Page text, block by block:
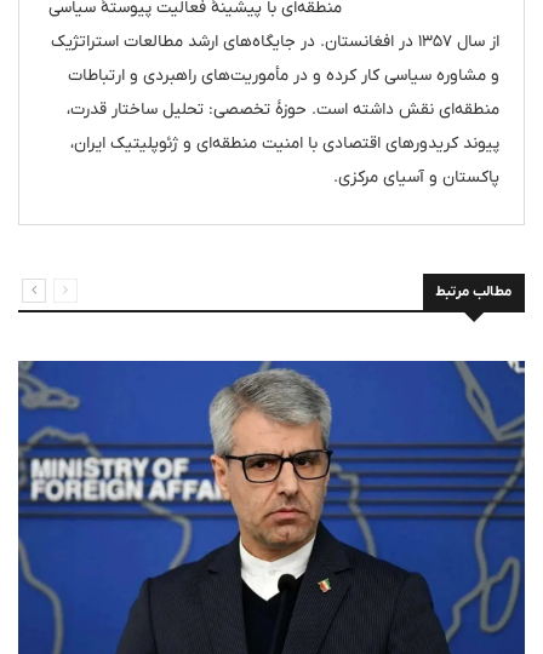
منطقه‌ای با پیشینهٔ فعالیت پیوستهٔ سیاسی
از سال ۱۳۵۷ در افغانستان. در جایگاه‌های ارشد مطالعات استراتژیک
و مشاوره سیاسی کار کرده و در مأموریت‌های راهبردی و ارتباطات
منطقه‌ای نقش داشته است. حوزهٔ تخصصی: تحلیل ساختار قدرت،
پیوند کریدورهای اقتصادی با امنیت منطقه‌ای و ژئوپلیتیک ایران،
پاکستان و آسیای مرکزی.
مطالب مرتبط